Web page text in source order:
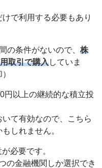
で利用する必要もあり
の条件がないので、 株
取引で購入していま
円以上の継続的な積立投
て有効なので、こちら
しれません。
必要です。
の金融機関しか選択でき